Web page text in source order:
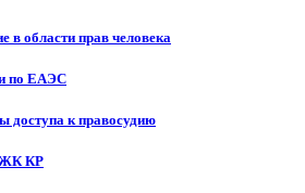
в области прав человека
по ЕАЭС
доступа к правосудию
ЖК КР